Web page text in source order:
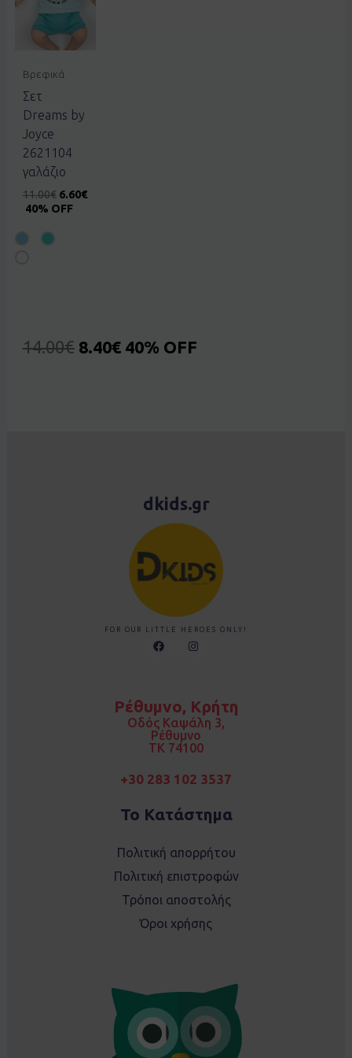
Βρεφικά
Σετ
Dreams by
Joyce
2621104
γαλάζιο
11.00€ 6.60€
40% OFF
14.00€ 8.40€ 40% OFF
dkids.gr
FOR OUR LITTLE HEROES ONLY!
F
a
o
k
I
n
r
a
m
Ρέθυμνο, Κρήτη
Οδός Καψάλη 3,
Ρέθυμνο
TK 74100
+30 283 102 3537
Το Κατάστημα
Πολιτική απορρήτου
Πολιτική επιστροφών
Τρόποι αποστολής
Όροι χρήσης